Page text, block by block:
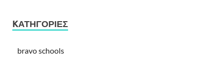
KΑΤΗΓΟΡΊΕΣ
bravo schools